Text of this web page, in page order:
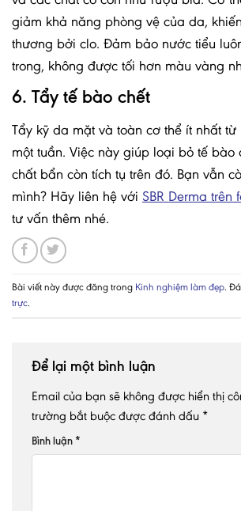
giảm khả năng phòng vệ của da,
thương bởi clo. Đảm bảo nước tiểu
trong, không được tối hơn màu vàng
6. Tẩy tế bào chết
Tẩy kỹ da mặt và toàn cơ thể ít nhất
một tuần. Việc này giúp loại bỏ tế bào
chất bẩn còn tích tụ trên đó. Bạn vẫn
mình? Hãy liên hệ với SBR Derma trên
tư vấn thêm nhé.
Bài viết này được đăng trong Kinh nghiệm làm đẹp.
trực.
Để lại một bình luận
Email của bạn sẽ không được hiển thị
trường bắt buộc được đánh dấu *
Bình luận *